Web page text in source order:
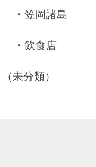
・笠岡諸島
・飲食店
（未分類）